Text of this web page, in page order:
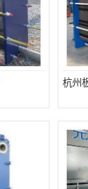
杭州